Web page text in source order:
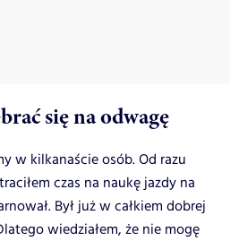
się na odwagę
w kilkanaście osób. Od razu
czas na naukę jazdy na
Był już w całkiem dobrej
wiedziałem, że nie mogę